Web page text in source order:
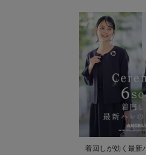
着回しが効く最新